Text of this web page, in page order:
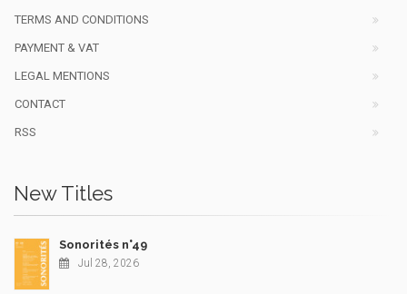
TERMS AND CONDITIONS
PAYMENT & VAT
LEGAL MENTIONS
CONTACT
RSS
New Titles
Sonorités n°49
Jul 28, 2026